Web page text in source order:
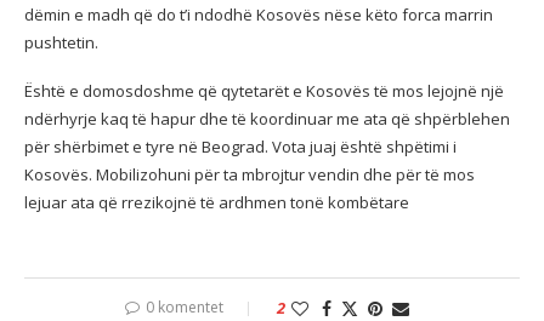
dëmin e madh që do t’i ndodhë Kosovës nëse këto forca marrin
pushtetin.
Është e domosdoshme që qytetarët e Kosovës të mos lejojnë një
ndërhyrje kaq të hapur dhe të koordinuar me ata që shpërblehen
për shërbimet e tyre në Beograd. Vota juaj është shpëtimi i
Kosovës. Mobilizohuni për ta mbrojtur vendin dhe për të mos
lejuar ata që rrezikojnë të ardhmen tonë kombëtare
0 komentet 2